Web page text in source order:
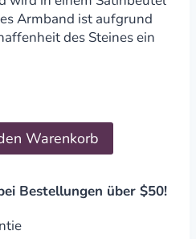
Armband ist aufgrund
des Steines ein
Warenkorb
Bestellungen über $50!